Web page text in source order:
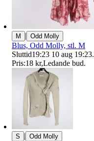
M | Odd Molly
Blus, Odd Molly, stl. M
Sluttid19:23 10 aug 19:23.
Pris:18 kr,Ledande bud.
S | Odd Molly